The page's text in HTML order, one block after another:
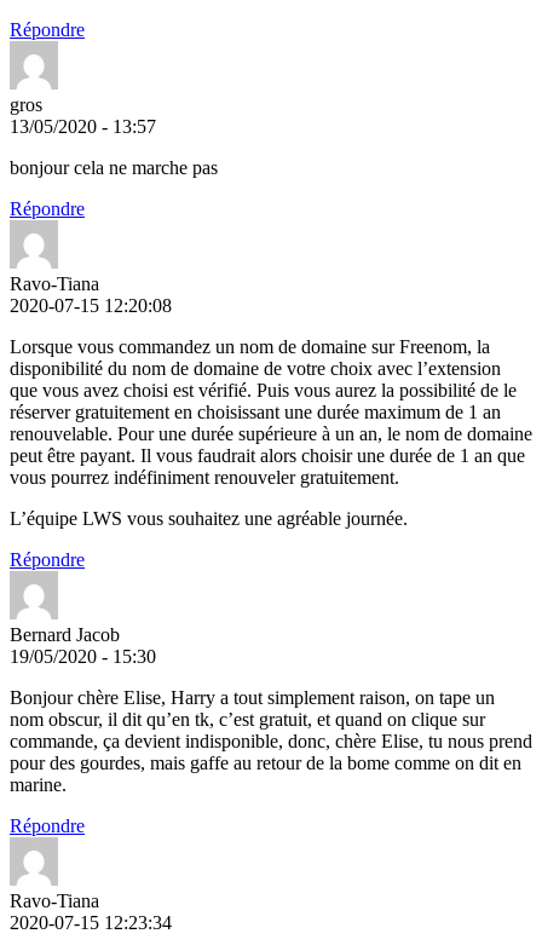
Répondre
gros
13/05/2020 - 13:57
bonjour cela ne marche pas
Répondre
Ravo-Tiana
2020-07-15 12:20:08
Lorsque vous commandez un nom de domaine sur Freenom, la
disponibilité du nom de domaine de votre choix avec l’extension
que vous avez choisi est vérifié. Puis vous aurez la possibilité de le
réserver gratuitement en choisissant une durée maximum de 1 an
renouvelable. Pour une durée supérieure à un an, le nom de domaine
peut être payant. Il vous faudrait alors choisir une durée de 1 an que
vous pourrez indéfiniment renouveler gratuitement.
L’équipe LWS vous souhaitez une agréable journée.
Répondre
Bernard Jacob
19/05/2020 - 15:30
Bonjour chère Elise, Harry a tout simplement raison, on tape un
nom obscur, il dit qu’en tk, c’est gratuit, et quand on clique sur
commande, ça devient indisponible, donc, chère Elise, tu nous prend
pour des gourdes, mais gaffe au retour de la bome comme on dit en
marine.
Répondre
Ravo-Tiana
2020-07-15 12:23:34